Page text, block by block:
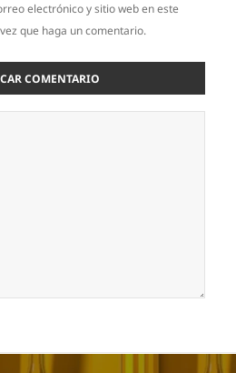
electrónico y sitio web en este
que haga un comentario.